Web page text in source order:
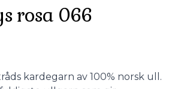
rosa 066
kardegarn av 100% norsk ull.